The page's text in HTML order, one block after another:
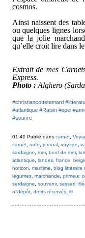
cosmos.
Ainsi naissent des
ou quelques lignes
que la jolie
qu’elle croit lire dans
Extrait de mes
Express.
Photo :Alghero
#christiancottetemard
#atlantique #Raisin #opel
#sourire
01:40 Publié dans carnet,
carnet, note journal, voyage
sardaigne
mer, bord de mer,
atlantique
landes, france
horizon
maritime
blog littéraire
légumes, marchande primeur,
sardaigne
souvenir, sassari,
n°dépôt, droits réservés, ©